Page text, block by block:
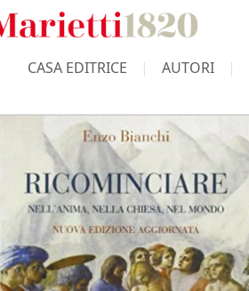
CASA EDITRICE AUTORI